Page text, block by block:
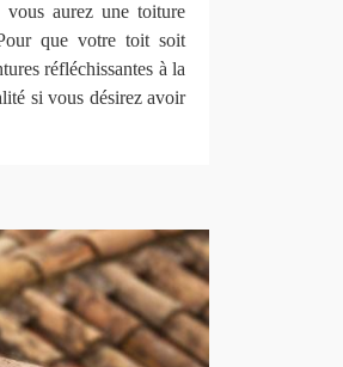
vous aurez une toiture
que votre toit soit
réfléchissantes à la
si vous désirez avoir